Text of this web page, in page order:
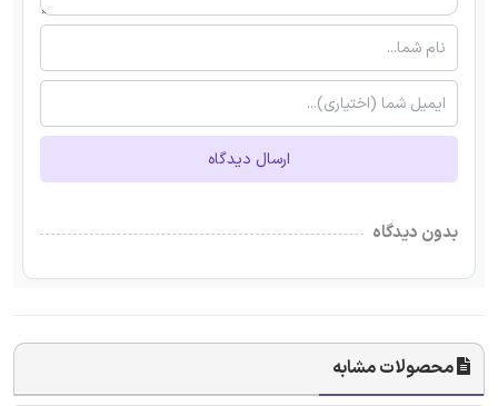
ارسال دیدگاه
بدون دیدگاه
محصولات مشابه